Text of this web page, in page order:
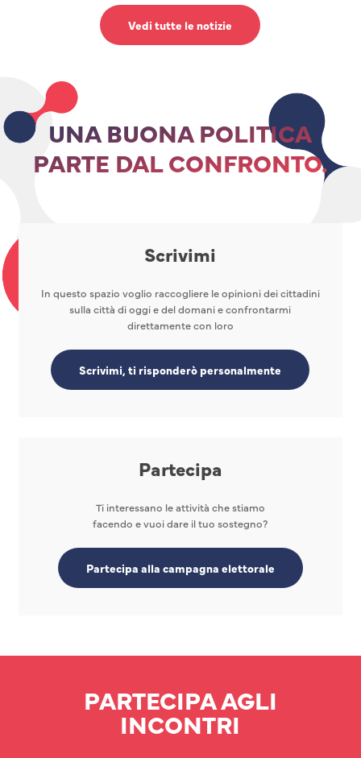
Vedi tutte le notizie
UNA BUONA POLITICA
PARTE DAL CONFRONTO.
Scrivimi
In questo spazio voglio raccogliere le opinioni dei cittadini
sulla città di oggi e del domani e confrontarmi
direttamente con loro
Scrivimi, ti risponderò personalmente
Partecipa
Ti interessano le attività che stiamo
facendo e vuoi dare il tuo sostegno?
Partecipa alla campagna elettorale
PARTECIPA AGLI
INCONTRI